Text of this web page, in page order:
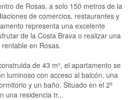
de comercios, restaurantes y
representa una excelente
de la Costa Brava o realizar una
en Rosas.
de 43 m², el apartamento se
luminoso con acceso al balcón, una
y un baño. Situado en el 2º
una residencia tr...